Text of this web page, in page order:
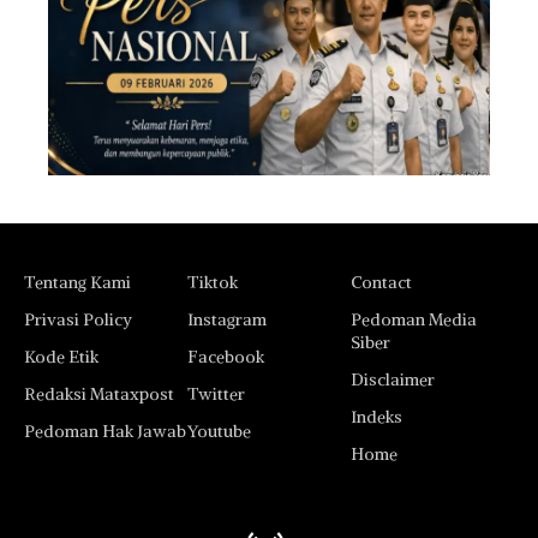
Tentang Kami
Privasi Policy
Kode Etik
Redaksi Mataxpost
Pedoman Hak Jawab
Tiktok
Instagram
Facebook
Twitter
Youtube
Contact
Pedoman Media
Siber
Disclaimer
Indeks
Home